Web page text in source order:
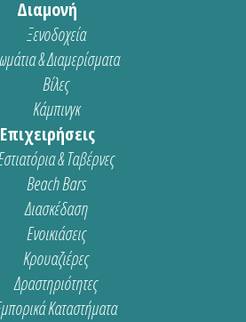
Διαμονή
Ξενοδοχεία
& Διαμερίσματα
Βίλες
Κάμπινγκ
Επιχειρήσεις
& Ταβέρνες
Beach Bars
Διασκέδαση
Ενοικιάσεις
Κρουαζιέρες
Δραστηριότητες
Καταστήματα